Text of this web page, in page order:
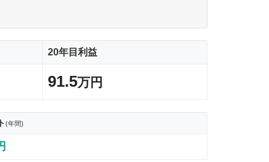
20年目利益
91.5万円
(年間)